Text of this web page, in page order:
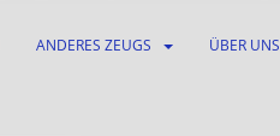
ANDERES ZEUGS ÜBER UNS